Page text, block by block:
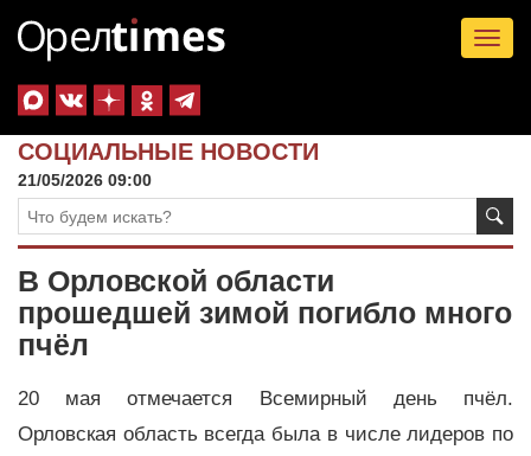
СОЦИАЛЬНЫЕ НОВОСТИ
21/05/2026 09:00
В Орловской области
прошедшей зимой погибло много
пчёл
20 мая отмечается Всемирный день пчёл.
Орловская область всегда была в числе лидеров по